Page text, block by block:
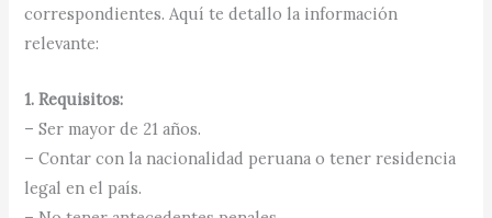
correspondientes. Aquí te detallo la información
relevante:
1. Requisitos:
– Ser mayor de 21 años.
– Contar con la nacionalidad peruana o tener residencia
legal en el país.